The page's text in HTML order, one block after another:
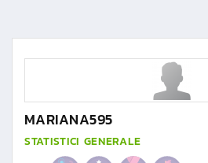
MARIANA595
STATISTICI GENERALE